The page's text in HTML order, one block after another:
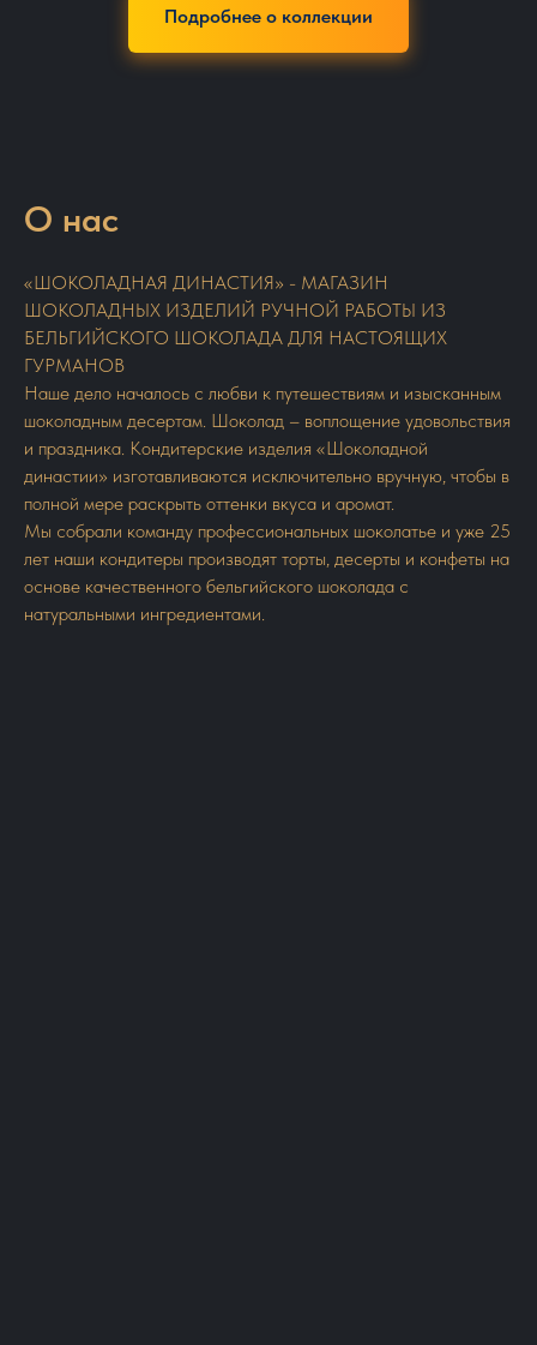
Подробнее о коллекции
О нас
«ШОКОЛАДНАЯ ДИНАСТИЯ» - МАГАЗИН
ШОКОЛАДНЫХ ИЗДЕЛИЙ РУЧНОЙ РАБОТЫ ИЗ
БЕЛЬГИЙСКОГО ШОКОЛАДА ДЛЯ НАСТОЯЩИХ
ГУРМАНОВ
Наше дело началось с любви к путешествиям и изысканным
шоколадным десертам. Шоколад – воплощение удовольствия
и праздника. Кондитерские изделия «Шоколадной
династии» изготавливаются исключительно вручную, чтобы в
полной мере раскрыть оттенки вкуса и аромат.
Мы собрали команду профессиональных шоколатье и уже 25
лет наши кондитеры производят торты, десерты и конфеты на
основе качественного бельгийского шоколада с
натуральными ингредиентами.